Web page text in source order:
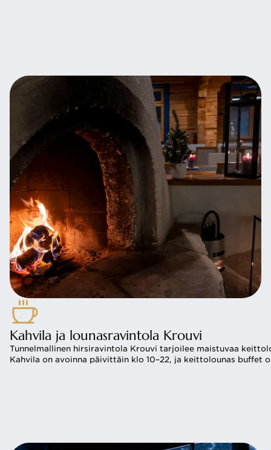
Kahvila ja lounasravintola Krouvi
Tunnelmallinen hirsiravintola Krouvi tarjoilee maistuvaa
Kahvila on avoinna päivittäin klo 10–22, ja keittolounas buffet